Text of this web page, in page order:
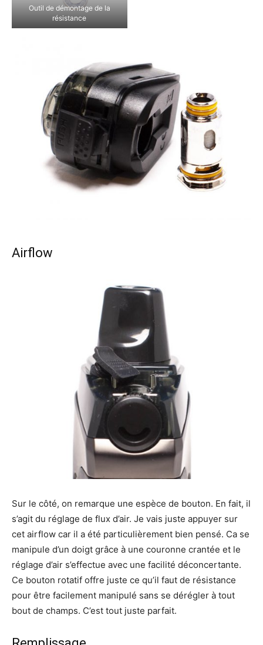
Outil de démontage de la
résistance
Airflow
Sur le côté, on remarque une espèce de bouton. En fait, il
s’agit du réglage de flux d’air. Je vais juste appuyer sur
cet airflow car il a été particulièrement bien pensé. Ca se
manipule d’un doigt grâce à une couronne crantée et le
réglage d’air s’effectue avec une facilité déconcertante.
Ce bouton rotatif offre juste ce qu’il faut de résistance
pour être facilement manipulé sans se dérégler à tout
bout de champs. C’est tout juste parfait.